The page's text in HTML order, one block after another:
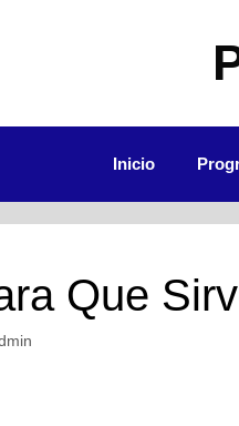
Inicio
Que